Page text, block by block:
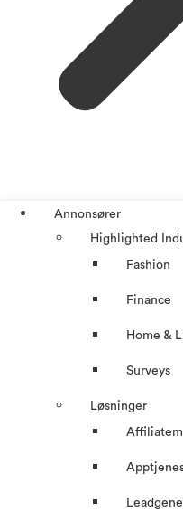
Annonsører
Highlighted
Fashion
Finance
Home &
Surveys
Løsninger